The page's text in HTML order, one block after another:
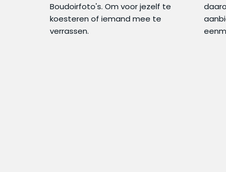
Boudoirfoto's. Om voor jezelf te
koesteren of iemand mee te
verrassen.